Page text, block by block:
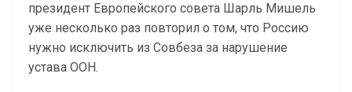
президент Европейского совета Шарль Мишель
уже несколько раз повторил о том, что Россию
нужно исключить из Совбеза за нарушение
устава ООН.